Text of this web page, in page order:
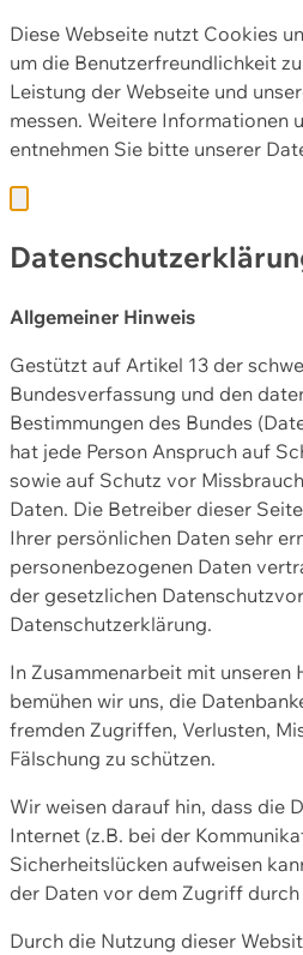
Diese Webseite nutzt Cookies
um die Benutzerfreundlichkeit
Leistung der Webseite und
messen. Weitere Informationen
entnehmen Sie bitte unserer
Allgemeiner Hinweis
Gestützt auf Artikel 13 der
Bundesverfassung und den
Bestimmungen des Bundes
hat jede Person Anspruch auf
sowie auf Schutz vor
Daten. Die Betreiber dieser
Ihrer persönlichen Daten sehr
personenbezogenen Daten
der gesetzlichen
Datenschutzerklärung.
In Zusammenarbeit mit unseren
bemühen wir uns, die
fremden Zugriffen, Verlusten,
Fälschung zu schützen.
Wir weisen darauf hin, dass die
Internet (z.B. bei der
Sicherheitslücken aufweisen
der Daten vor dem Zugriff
Durch die Nutzung dieser